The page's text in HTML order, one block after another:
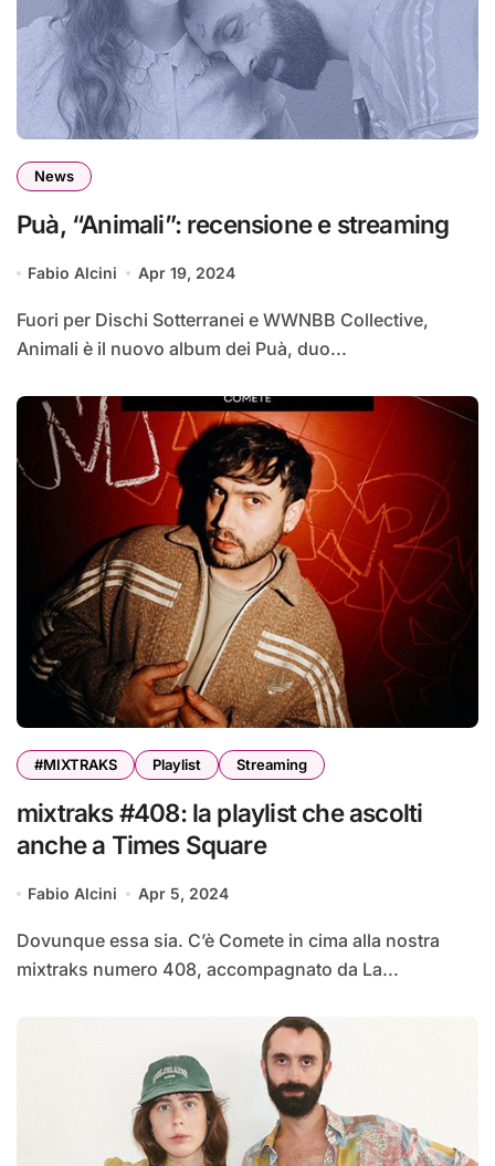
News
Puà, “Animali”: recensione e streaming
Fabio Alcini Apr 19, 2024
Fuori per Dischi Sotterranei e WWNBB Collective,
Animali è il nuovo album dei Puà, duo...
#MIXTRAKS Playlist Streaming
mixtraks #408: la playlist che ascolti
anche a Times Square
Fabio Alcini Apr 5, 2024
Dovunque essa sia. C’è Comete in cima alla nostra
mixtraks numero 408, accompagnato da La...